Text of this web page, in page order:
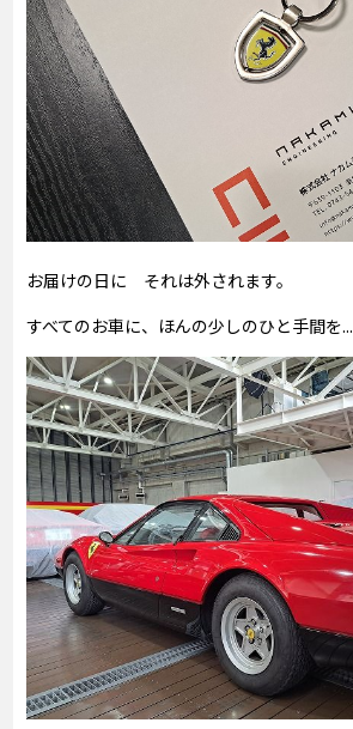
お届けの日に それは外されます。
すべてのお車に、ほんの少しのひと手間を...